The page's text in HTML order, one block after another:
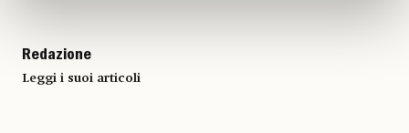
Redazione
Leggi i suoi articoli